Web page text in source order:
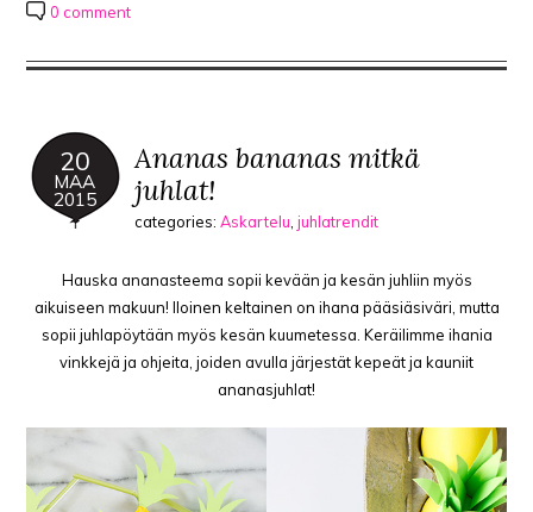
0 comment
20
MAA
2015
Ananas bananas mitkä
juhlat!
categories:Askartelu ,juhlatrendit
Hauska ananasteema sopii kevään ja kesän juhliin myös
aikuiseen makuun! Iloinen keltainen on ihana pääsiäsiväri, mutta
sopii juhlapöytään myös kesän kuumetessa. Keräilimme ihania
vinkkejä ja ohjeita, joiden avulla järjestät kepeät ja kauniit
ananasjuhlat!